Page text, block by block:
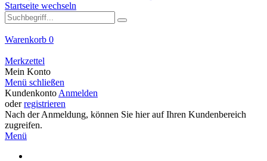
Warenkorb 0
Merkzettel
Mein Konto
Menü schließen
Kundenkonto Anmelden
oderregistrieren
Nach der Anmeldung, können Sie hier auf Ihren Kundenbereich
zugreifen.
Menü